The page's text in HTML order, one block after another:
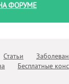
ФОРУМЕ
Статьи
Бесплатные